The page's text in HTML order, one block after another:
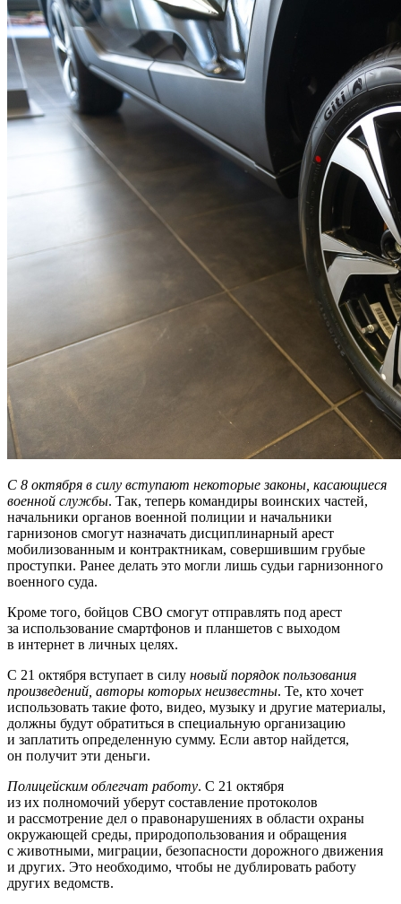
С 8 октября в силу вступают некоторые законы, касающиеся
военной службы. Так, теперь командиры воинских частей,
начальники органов военной полиции и начальники
гарнизонов смогут назначать дисциплинарный арест
мобилизованным и контрактникам, совершившим грубые
проступки. Ранее делать это могли лишь судьи гарнизонного
военного суда.
Кроме того, бойцов СВО смогут отправлять под арест
за использование смартфонов и планшетов с выходом
в интернет в личных целях.
С 21 октября вступает в силу новый порядок пользования
произведений, авторы которых неизвестны. Те, кто хочет
использовать такие фото, видео, музыку и другие материалы,
должны будут обратиться в специальную организацию
и заплатить определенную сумму. Если автор найдется,
он получит эти деньги.
Полицейским облегчат работу. С 21 октября
из их полномочий уберут составление протоколов
и рассмотрение дел о правонарушениях в области охраны
окружающей среды, природопользования и обращения
с животными, миграции, безопасности дорожного движения
и других. Это необходимо, чтобы не дублировать работу
других ведомств.